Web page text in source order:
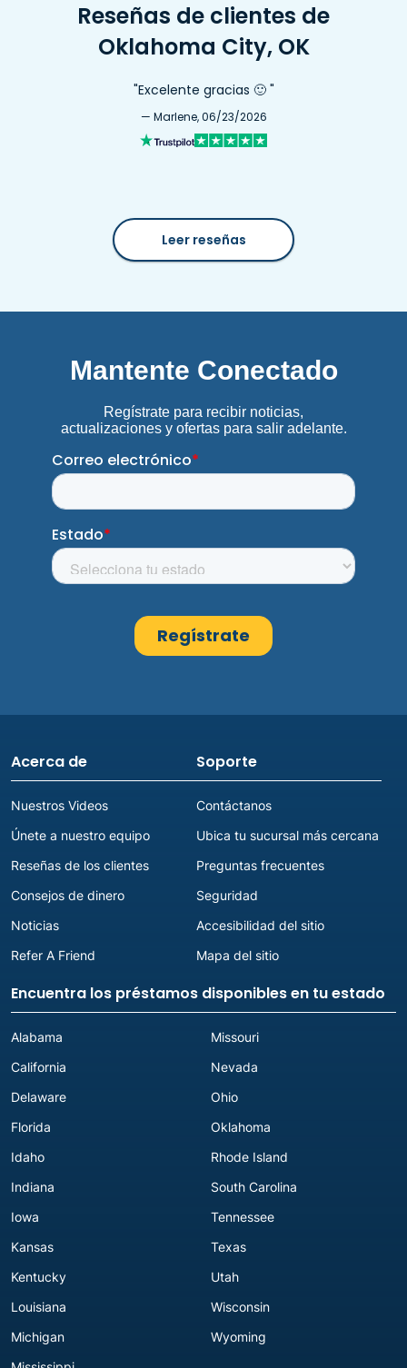
Reseñas de clientes de
Oklahoma City, OK
"Excelente gracias 🙂 "
— Marlene, 06/23/2026
Leer reseñas
Acerca de
Nuestros Videos
Únete a nuestro equipo
Reseñas de los clientes
Consejos de dinero
Noticias
Refer A Friend
Soporte
Contáctanos
Ubica tu sucursal más cercana
Preguntas frecuentes
Seguridad
Accesibilidad del sitio
Mapa del sitio
Encuentra los préstamos disponibles en tu estado
Alabama
California
Delaware
Florida
Idaho
Indiana
Iowa
Kansas
Kentucky
Louisiana
Michigan
Missouri
Nevada
Ohio
Oklahoma
Rhode Island
South Carolina
Tennessee
Texas
Utah
Wisconsin
Wyoming